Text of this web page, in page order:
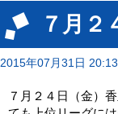
７月２
2015年07月31日 20:13
７月２４日（金）